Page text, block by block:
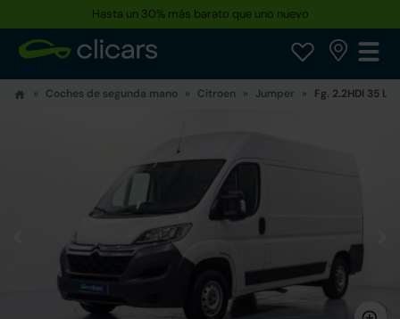
Hasta un 30% más barato que uno nuevo
Coches de segunda mano Citroen Jumper Fg. 2.2HDI 35